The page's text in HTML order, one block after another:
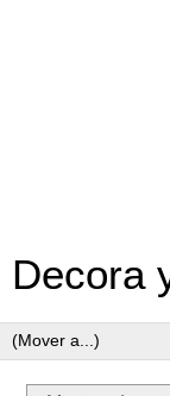
Decora